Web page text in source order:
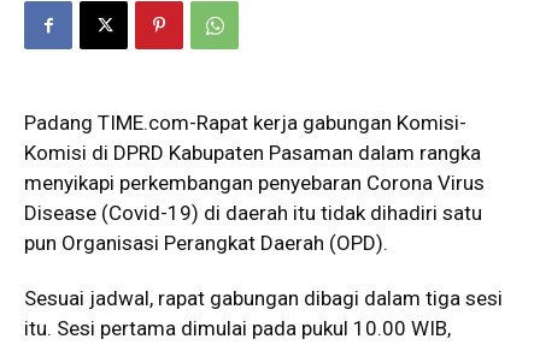
Padang TIME.com-Rapat kerja gabungan Komisi-
Komisi di DPRD Kabupaten Pasaman dalam rangka
menyikapi perkembangan penyebaran Corona Virus
Disease (Covid-19) di daerah itu tidak dihadiri satu
pun Organisasi Perangkat Daerah (OPD).
Sesuai jadwal, rapat gabungan dibagi dalam tiga sesi
itu. Sesi pertama dimulai pada pukul 10.00 WIB,